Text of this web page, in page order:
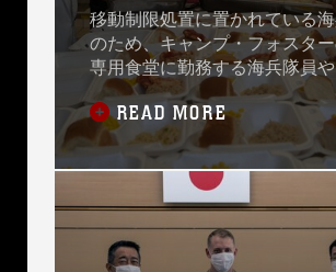
移動制限処置に置かれている
のため、キャンプ・フォスタ
専用食堂に勤務する海兵隊員
従業員が、弁当を毎食７００
備しています。
READ MORE